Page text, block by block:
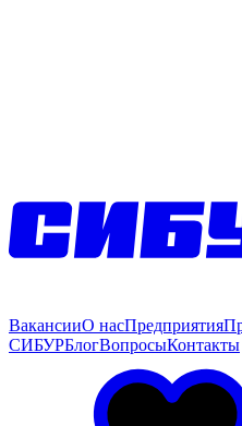
ВакансииО насПредприятия
СИБУРБлогВопросыКонтакты